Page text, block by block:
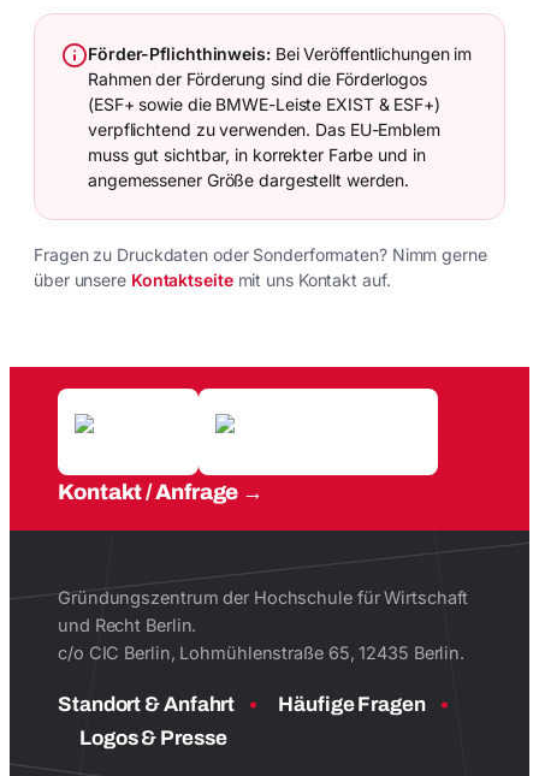
Förder-Pflichthinweis:Bei Veröffentlichungen im
Rahmen der Förderung sind die Förderlogos
(ESF+ sowie die BMWE-Leiste EXIST & ESF+)
verpflichtend zu verwenden. Das EU-Emblem
muss gut sichtbar, in korrekter Farbe und in
angemessener Größe dargestellt werden.
Fragen zu Druckdaten oder Sonderformaten? Nimm gerne
über unsere Kontaktseitemit uns Kontakt auf.
Kontakt / Anfrage
Gründungszentrum der Hochschule für Wirtschaft
und Recht Berlin.
c/o CIC Berlin, Lohmühlenstraße 65, 12435 Berlin.
Standort & Anfahrt
Häufige Fragen
Logos & Presse